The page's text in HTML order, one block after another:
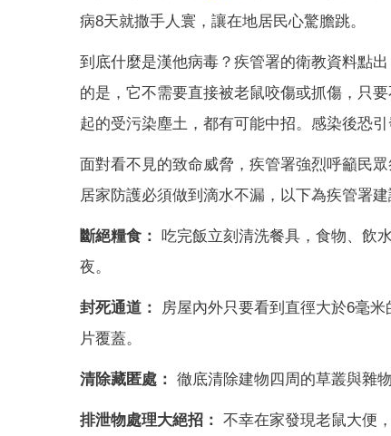
病8天就撒手人寰，讓在地居民心驚膽跳。
到底什麼是漢他病毒？疾管署的衛教資料點
的是，它不需要直接被老鼠咬傷或抓傷，只
起的受污染塵土，都有可能中招。感染後恐
面對看不見的致命威脅，疾管署強烈呼籲民
居家防護必須做到滴水不漏，以下為疾管署建
斷絕糧食：
吃完飯立刻清洗餐具，食物、飲
夜。
封死通道：
房屋內外只要看到直徑大於6毫
片覆蓋。
清除藏匿處： 徹底清除建物四周的草叢與雜
排泄物處理大絕招： 不幸在家發現老鼠大便，